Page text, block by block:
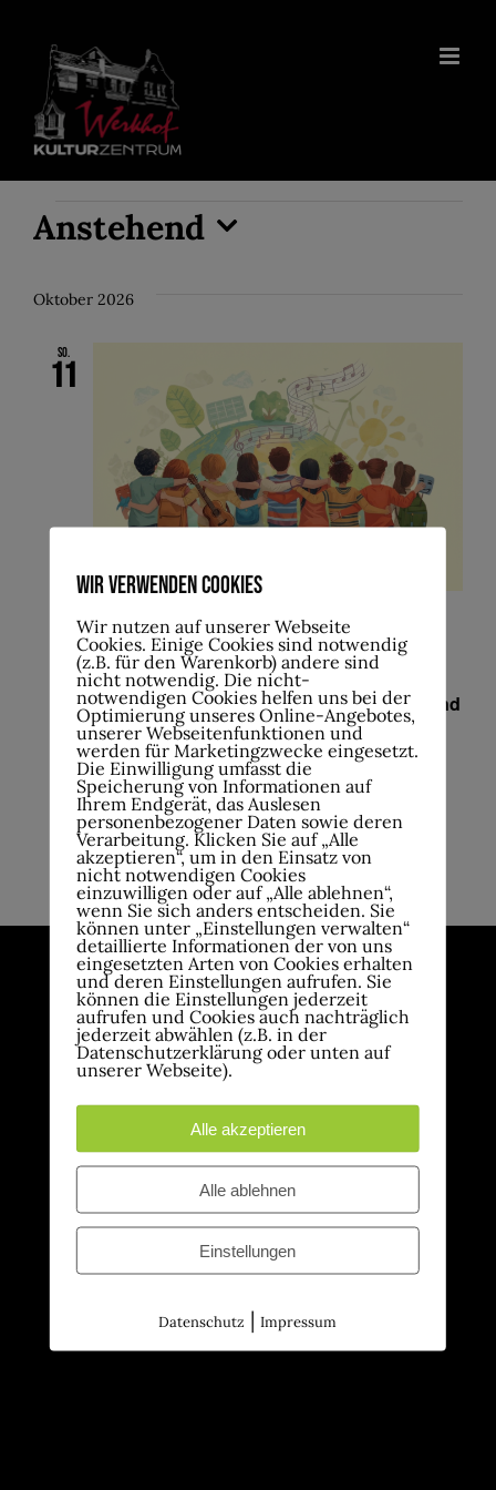
Inhalt
springen
Veranstaltungen
Anstehend
wählen.
Oktober 2026
So.
11
Unsere Zukunft, unser Sound – Mach mit
beim Musik- und Tanzprojekt für Kinder und
Jugendliche
11.Oktober , 15:30-18:00
Reservierung Jetzt Kostenlos
Mit freundlicher Unterstützung von:
Wir verwenden Cookies
Wir nutzen auf unserer Webseite
Cookies. Einige Cookies sind notwendig
(z.B. für den Warenkorb) andere sind
nicht notwendig. Die nicht-
notwendigen Cookies helfen uns bei der
Optimierung unseres Online-Angebotes,
unserer Webseitenfunktionen und
werden für Marketingzwecke eingesetzt.
Die Einwilligung umfasst die
Speicherung von Informationen auf
Ihrem Endgerät, das Auslesen
personenbezogener Daten sowie deren
Verarbeitung. Klicken Sie auf „Alle
akzeptieren“, um in den Einsatz von
nicht notwendigen Cookies
einzuwilligen oder auf „Alle ablehnen“,
wenn Sie sich anders entscheiden. Sie
können unter „Einstellungen verwalten“
detaillierte Informationen der von uns
eingesetzten Arten von Cookies erhalten
und deren Einstellungen aufrufen. Sie
können die Einstellungen jederzeit
aufrufen und Cookies auch nachträglich
jederzeit abwählen (z.B. in der
Datenschutzerklärung oder unten auf
unserer Webseite).
Alle akzeptieren
Alle ablehnen
Einstellungen
Datenschutz |Impressum